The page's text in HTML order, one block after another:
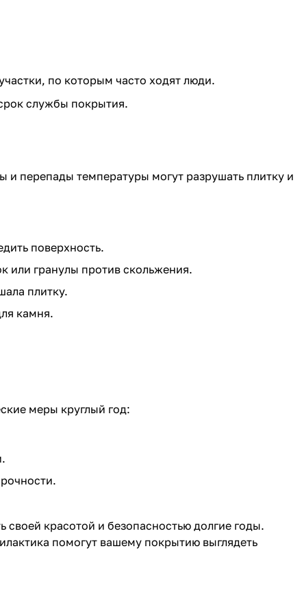
по которым часто ходят люди.
службы покрытия.
и перепады температуры могут разрушать плитку и
поверхность.
или гранулы против скольжения.
плитку.
камня.
меры круглый год:
красотой и безопасностью долгие годы.
помогут вашему покрытию выглядеть